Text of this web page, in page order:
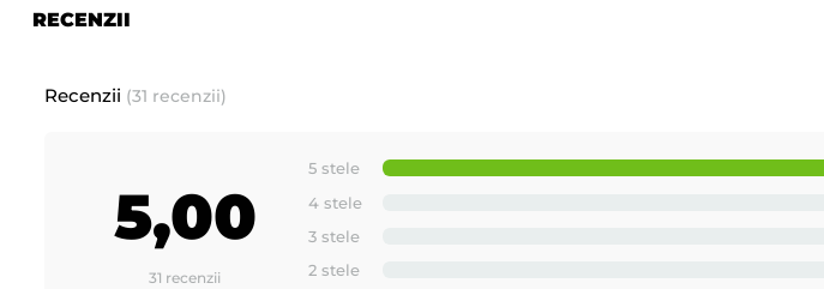
RECENZII
Recenzii (31 recenzii)
5,00
31 recenzii
5 stele
4 stele
3 stele
2 stele